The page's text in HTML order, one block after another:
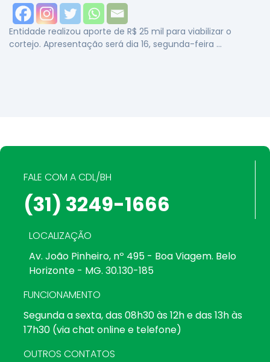
Entidade realizou aporte de R$ 25 mil para viabilizar o
cortejo. Apresentação será dia 16, segunda-feira …
FALE COM A CDL/BH
(31) 3249-1666
LOCALIZAÇÃO
Av. João Pinheiro, nº 495 - Boa Viagem. Belo
Horizonte - MG. 30.130-185
FUNCIONAMENTO
Segunda a sexta, das 08h30 às 12h e das 13h às
17h30 (via chat online e telefone)
OUTROS CONTATOS